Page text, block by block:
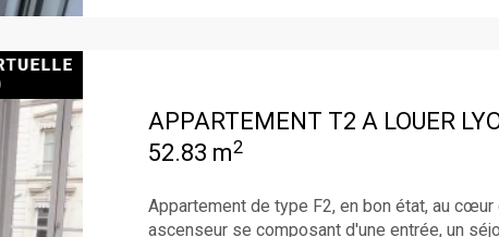
APPARTEMENT T2 A LOUER
52.83 m2
Appartement de type F2, en bon état, au
ascenseur se composant d'une entrée, un